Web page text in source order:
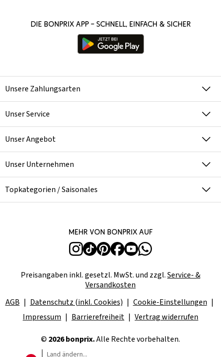
Die bonprix App – schnell, einfach & sicher
Unsere Zahlungsarten
Unser Service
Unser Angebot
Unser Unternehmen
Topkategorien / Saisonales
Mehr von bonprix auf
Preisangaben inkl. gesetzl. MwSt. und zzgl.Service- &
Versandkosten
AGB
Datenschutz (inkl. Cookies)
Cookie-Einstellungen
Impressum
Barrierefreiheit Vertrag widerrufen
© 2026 bonprix.Alle Rechte vorbehalten.
Land ändern...